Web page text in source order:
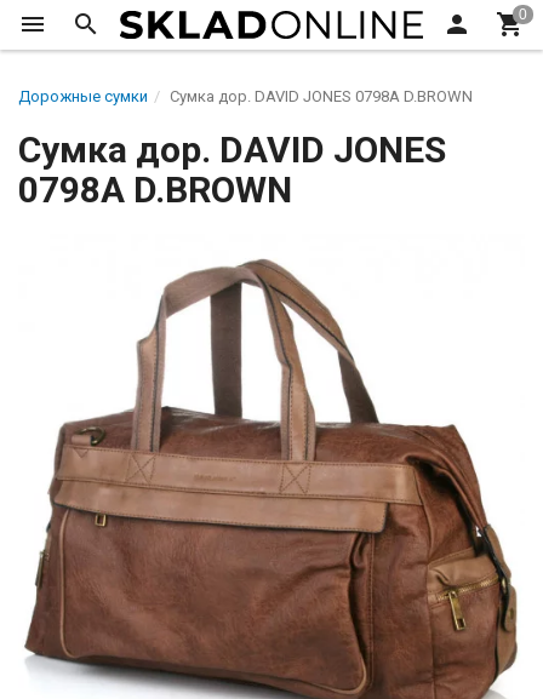
Дорожные сумки Сумка дор. DAVID JONES 0798А D.BROWN
Сумка дор. DAVID JONES
0798А D.BROWN